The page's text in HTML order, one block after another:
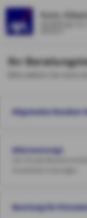
Kunz,
Ihr
Allgemeine
Altersvorsorge
Beratung für